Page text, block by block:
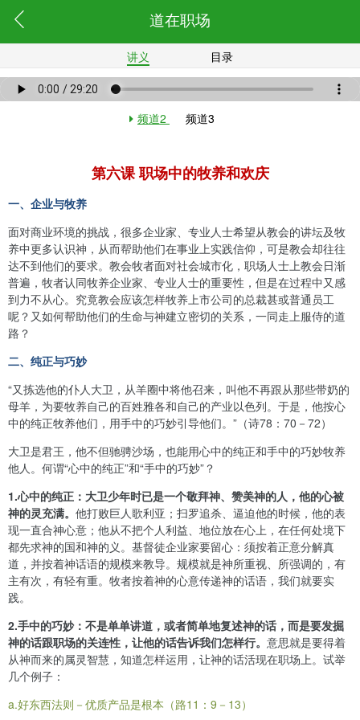
道在职场
讲义 目录
频道2 频道3
第六课 职场中的牧养和欢庆
一、企业与牧养
面对商业环境的挑战，很多企业家、专业人士希望从教会的讲坛及牧
养中更多认识神，从而帮助他们在事业上实践信仰，可是教会却往往
达不到他们的要求。教会牧者面对社会城市化，职场人士上教会日渐
普遍，牧者认同牧养企业家、专业人士的重要性，但是在过程中又感
到力不从心。究竟教会应该怎样牧养上市公司的总裁甚或普通员工
呢？又如何帮助他们的生命与神建立密切的关系，一同走上服侍的道
路？
二、纯正与巧妙
“又拣选他的仆人大卫，从羊圈中将他召来，叫他不再跟从那些带奶的
母羊，为要牧养自己的百姓雅各和自己的产业以色列。于是，他按心
中的纯正牧养他们，用手中的巧妙引导他们。”（诗78 ： 70 － 72）
大卫是君王，他不但驰骋沙场，也能用心中的纯正和手中的巧妙牧养
他人。何谓“心中的纯正”和“手中的巧妙”？
1.心中的纯正：大卫少年时已是一个敬拜神、赞美神的人，他的心被
神的灵充满。 他打败巨人歌利亚；扫罗追杀、逼迫他的时候，他的表
现一直合神心意；他从不把个人利益、地位放在心上，在任何处境下
都先求神的国和神的义。基督徒企业家要留心：须按着正意分解真
道，并按着神话语的规模来教导。规模就是神所重视、所强调的，有
主有次，有轻有重。牧者按着神的心意传递神的话语，我们就要实
践。
2.手中的巧妙：不是单单讲道，或者简单地复述神的话，而是要发掘
神的话跟职场的关连性，让他的话告诉我们怎样行。 意思就是要得着
从神而来的属灵智慧，知道怎样运用，让神的话活现在职场上。试举
几个例子：
a.好东西法则－优质产品是根本（路11 ： 9 － 13）